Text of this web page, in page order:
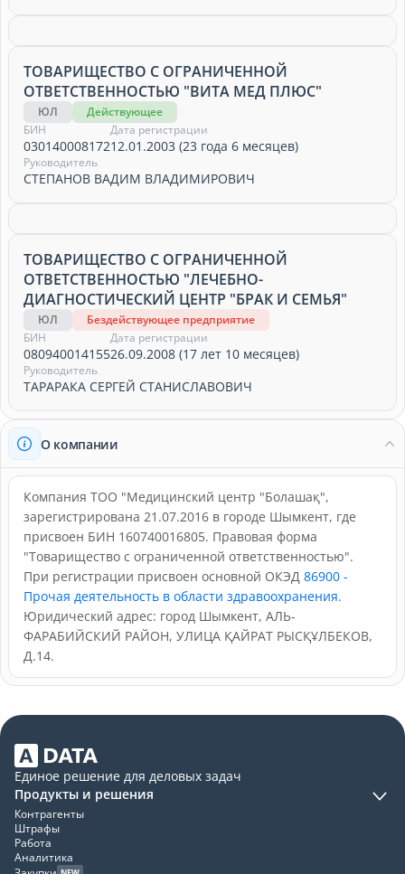
ТОВАРИЩЕСТВО С ОГРАНИЧЕННОЙ
ОТВЕТСТВЕННОСТЬЮ "ВИТА МЕД ПЛЮС"
ЮЛ
Действующее
БИН
030140008172
Дата регистрации
12.01.2003 (23 года 6 месяцев)
Руководитель
СТЕПАНОВ ВАДИМ ВЛАДИМИРОВИЧ
ТОВАРИЩЕСТВО С ОГРАНИЧЕННОЙ
ОТВЕТСТВЕННОСТЬЮ "ЛЕЧЕБНО-
ДИАГНОСТИЧЕСКИЙ ЦЕНТР "БРАК И СЕМЬЯ"
ЮЛ
Бездействующее предприятие
БИН
080940014155
Дата регистрации
26.09.2008 (17 лет 10 месяцев)
Руководитель
ТАРАРАКА СЕРГЕЙ СТАНИСЛАВОВИЧ
О компании
Компания ТОО "Медицинский центр "Болашақ",
зарегистрирована 21.07.2016 в городе Шымкент, где
присвоен БИН 160740016805. Правовая форма
"Товарищество с ограниченной ответственностью".
При регистрации присвоен основной ОКЭД 86900 -
Прочая деятельность в области здравоохранения.
Юридический адрес: город Шымкент, АЛЬ-
ФАРАБИЙСКИЙ РАЙОН, УЛИЦА ҚАЙРАТ РЫСҚҰЛБЕКОВ,
Д.14.
Единое решение для деловых задач
Продукты и решения
Контрагенты
Штрафы
Работа
Аналитика